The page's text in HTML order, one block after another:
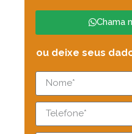
Chama
ou deixe seus